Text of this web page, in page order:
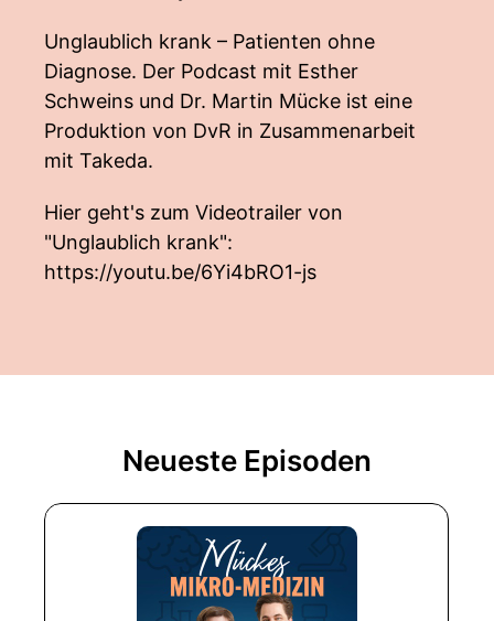
Unglaublich krank – Patienten ohne
Diagnose. Der Podcast mit Esther
Schweins und Dr. Martin Mücke ist eine
Produktion von DvR in Zusammenarbeit
mit Takeda.
Hier geht's zum Videotrailer von
"Unglaublich krank":
https://youtu.be/6Yi4bRO1-js
Neueste Episoden